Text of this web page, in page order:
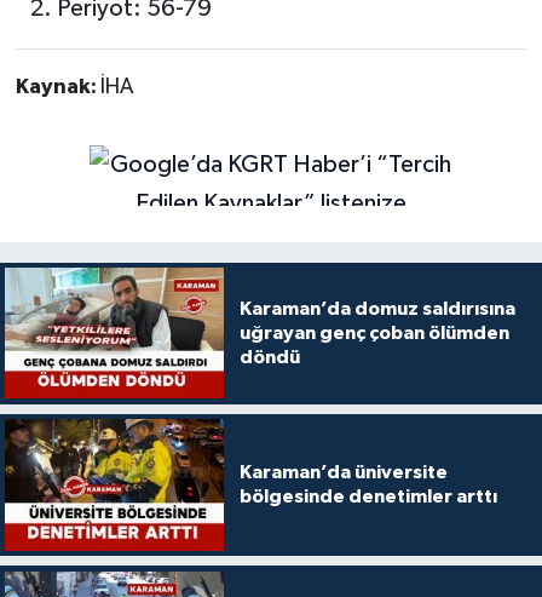
Periyot: 56-79
Kaynak: İHA
Karaman’da domuz saldırısına
uğrayan genç çoban ölümden
döndü
Karaman’da üniversite
bölgesinde denetimler arttı